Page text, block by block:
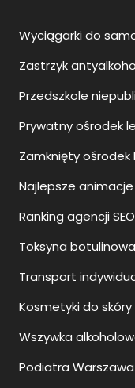
Wyciągarki do
Zastrzyk
Przedszkole
Prywatny ośrodek
Zamknięty
Najlepsze
Ranking agencji
Toksyna botulinowa
Transport
Kosmetyki do
Wszywka
Podiatra Warszawa